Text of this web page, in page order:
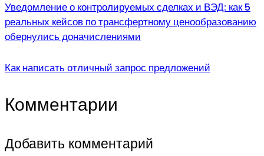
Уведомление о контролируемых сделках и ВЭД: как 5
реальных кейсов по трансфертному ценообразованию
обернулись доначислениями
Как написать отличный запрос предложений
Комментарии
Добавить комментарий